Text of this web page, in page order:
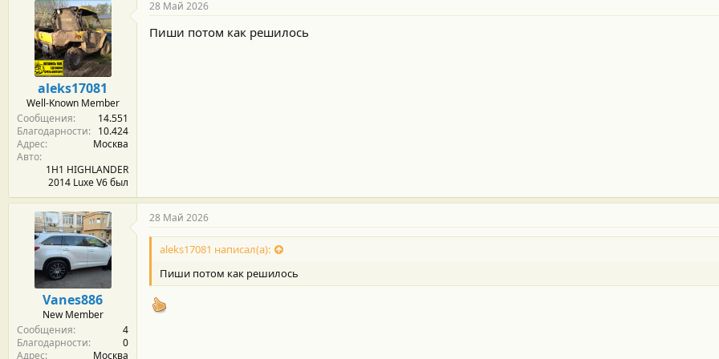
aleks17081
Well-Known Member
Сообщения
14.551
Благодарности
10.424
Адрес
Москва
Авто
1H1 HIGHLANDER
2014 Luxe V6 был
28 Май 2026
Пиши потом как решилось
Vanes886
New Member
Сообщения
4
Благодарности
0
Адрес
Москва
28 Май 2026
aleks17081 написал(а):
Пиши потом как решилось